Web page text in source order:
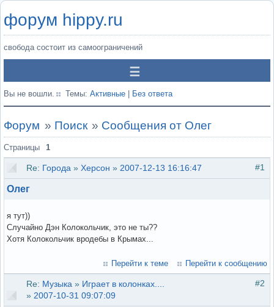
форум hippy.ru
свобода состоит из самоограничений
Вы не вошли. Темы: Активные Без ответа
Форум » Поиск » Сообщения от Олег
Страницы 1
#1
Re: Города » Херсон » 2007-12-13 16:16:47
Олег
я тут))
Случайно Дэн Колокольчик, это не ты??
Хотя Колокольчик вродебы в Крымах...
Перейти к теме Перейти к сообщению
#2
Re: Музыка » Играет в колонках....
» 2007-10-31 09:07:09